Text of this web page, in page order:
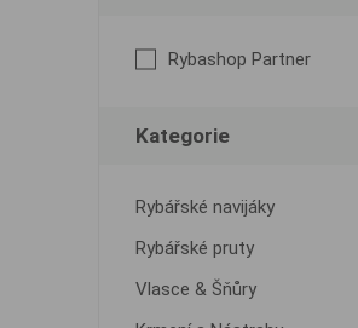
Rybashop Partner
Kategorie
Rybářské navijáky
Rybářské pruty
Vlasce & Šňůry